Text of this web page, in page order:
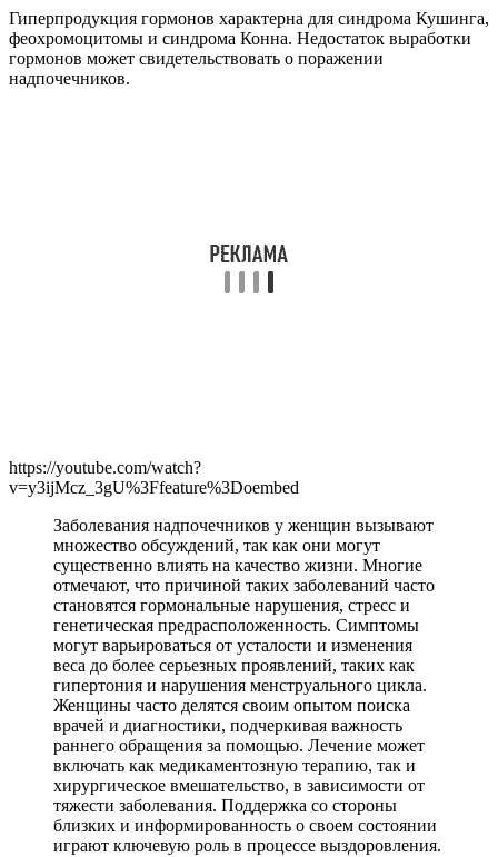
Гиперпродукция гормонов характерна для синдрома Кушинга,
феохромоцитомы и синдрома Конна. Недостаток выработки
гормонов может свидетельствовать о поражении
надпочечников.
https://youtube.com/watch?
v=y3ijMcz_3gU%3Ffeature%3Doembed
Заболевания надпочечников у женщин вызывают
множество обсуждений, так как они могут
существенно влиять на качество жизни. Многие
отмечают, что причиной таких заболеваний часто
становятся гормональные нарушения, стресс и
генетическая предрасположенность. Симптомы
могут варьироваться от усталости и изменения
веса до более серьезных проявлений, таких как
гипертония и нарушения менструального цикла.
Женщины часто делятся своим опытом поиска
врачей и диагностики, подчеркивая важность
раннего обращения за помощью. Лечение может
включать как медикаментозную терапию, так и
хирургическое вмешательство, в зависимости от
тяжести заболевания. Поддержка со стороны
близких и информированность о своем состоянии
играют ключевую роль в процессе выздоровления.